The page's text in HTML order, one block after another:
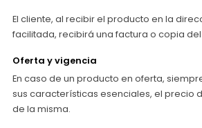
El cliente, al recibir el producto en la
facilitada, recibirá una factura o copia
Oferta y vigencia
En caso de un producto en oferta,
sus características esenciales, el precio
de la misma.